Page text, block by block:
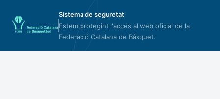
Sistema de seguretat
Estem protegint l'accés al web oficial de la
Federació Catalana de Bàsquet.